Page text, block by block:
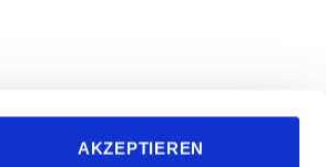
AKZEPTIEREN
GmbH